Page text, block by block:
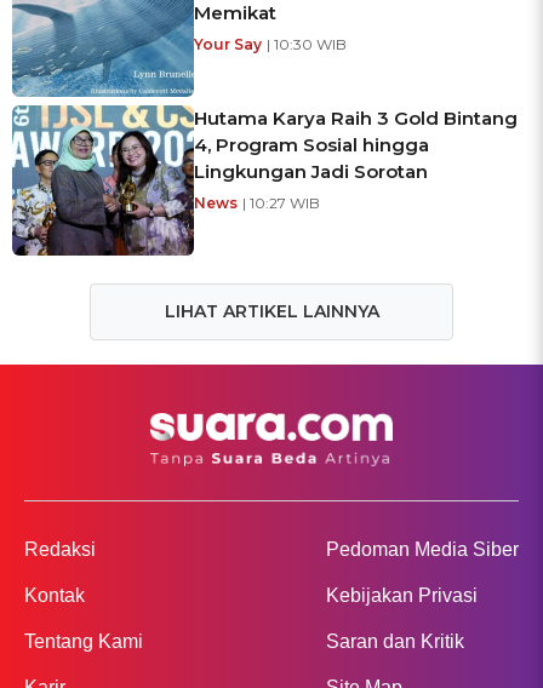
Memikat
Your Say | 10:30 WIB
Hutama Karya Raih 3 Gold Bintang
4, Program Sosial hingga
Lingkungan Jadi Sorotan
News | 10:27 WIB
LIHAT ARTIKEL LAINNYA
Redaksi
Kontak
Tentang Kami
Pedoman Media Siber
Kebijakan Privasi
Saran dan Kritik